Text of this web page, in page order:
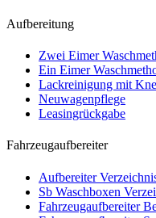
Aufbereitung
Zwei Eimer
Ein Eimer
Lackreinigung mit
Neuwagenpflege
Leasingrückgabe
Fahrzeugaufbereiter
Aufbereiter
Sb Waschboxen
Fahrzeugaufbereiter